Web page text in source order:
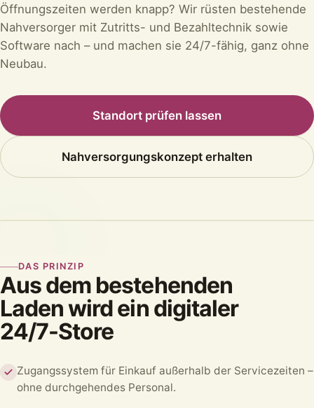
Öffnungszeiten werden knapp? Wir rüsten bestehende
Nahversorger mit Zutritts- und Bezahltechnik sowie
Software nach – und machen sie 24/7-fähig, ganz ohne
Neubau.
Standort prüfen lassen
Nahversorgungskonzept erhalten
DAS PRINZIP
Aus dem bestehenden
Laden wird ein digitaler
24/7-Store
Zugangssystem für Einkauf außerhalb der Servicezeiten –
ohne durchgehendes Personal.